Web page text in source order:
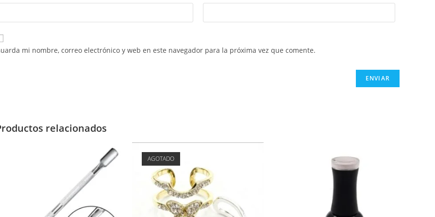
mi nombre, correo electrónico y web en este navegador para la próxima vez que comente.
relacionados
AGOTADO